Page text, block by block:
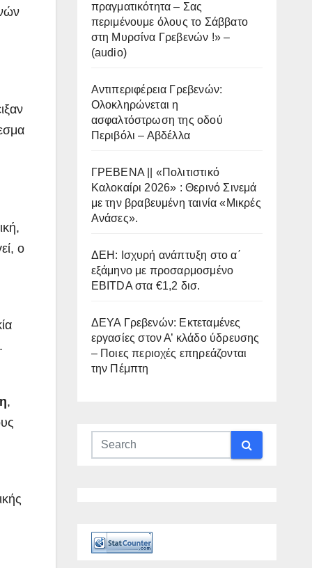
ο
,
πραγματικότητα – Σας
περιμένουμε όλους το Σάββατο
στη Μυρσίνα Γρεβενών !» –
(audio)
Αντιπεριφέρεια Γρεβενών:
Ολοκληρώνεται η
ασφαλτόστρωση της οδού
Περιβόλι – Αβδέλλα
ΓΡΕΒΕΝΑ || «Πολιτιστικό
Καλοκαίρι 2026» : Θερινό Σινεμά
με την βραβευμένη ταινία «Μικρές
Ανάσες».
ΔΕΗ: Ισχυρή ανάπτυξη στο α΄
εξάμηνο με προσαρμοσμένο
EBITDA στα €1,2 δισ.
ΔΕΥΑ Γρεβενών: Εκτεταμένες
εργασίες στον Α’ κλάδο ύδρευσης
– Ποιες περιοχές επηρεάζονται
την Πέμπτη